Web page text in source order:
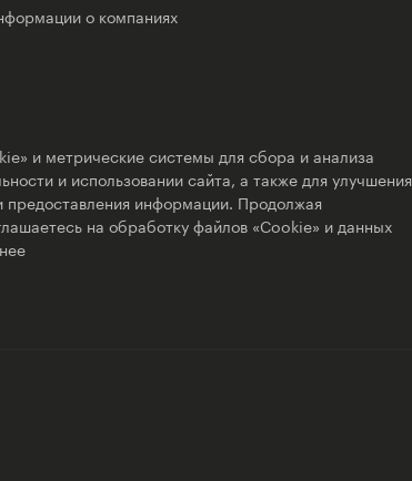
о компаниях
и метрические системы для сбора и анализа
и использовании сайта, а также для улучшения
предоставления информации. Продолжая
на обработку файлов «Cookie» и данных